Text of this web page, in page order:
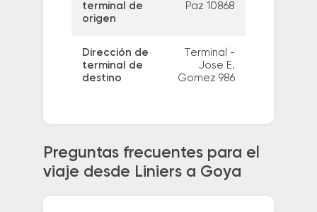
terminal de
origen
Paz 10868
Dirección de
terminal de
destino
Terminal -
Jose E.
Gomez 986
Preguntas frecuentes para el
viaje desde Liniers a Goya